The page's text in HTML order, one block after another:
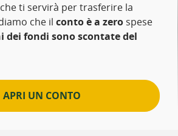
ti servirà per trasferire la
che il conto è a zero spese
dei fondi sono scontate del
APRI UN CONTO